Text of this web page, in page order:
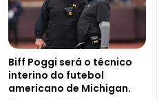
Biff Poggi será o técnico
interino do futebol
americano de Michigan.